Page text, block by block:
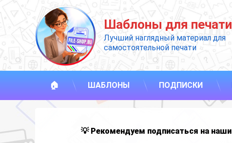
Перейти
к
содержимому
Шаблоны для печати
Лучший наглядный материал для
самостоятельной печати
🏠 ШАБЛОНЫ ПОДПИСКИ
💡 Рекомендуем подписаться на наши